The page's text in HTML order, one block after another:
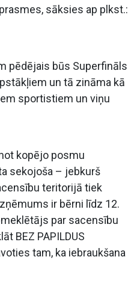
sāksies ap plkst.:
pēdējais būs Superfināls
un tā zināma kā
sportistiem un viņu
kopējo posmu
sekojoša – jebkurš
teritorijā tiek
ir bērni līdz 12.
par sacensību
BEZ PAPILDUS
tam, ka iebraukšana